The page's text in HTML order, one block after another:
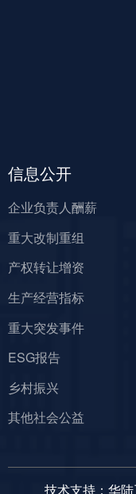
信息公开
企业负责人酬薪
重大改制重组
产权转让增资
生产经营指标
重大突发事件
ESG报告
乡村振兴
其他社会公益
技术支持：华陆